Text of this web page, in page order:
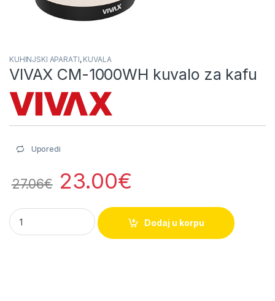
KUHINJSKI APARATI, KUVALA
VIVAX CM-1000WH kuvalo za kafu
Uporedi
27.06€ 23.00€
VIVAX CM-1000WH kuvalo za kafu quantity
Dodaj u korpu